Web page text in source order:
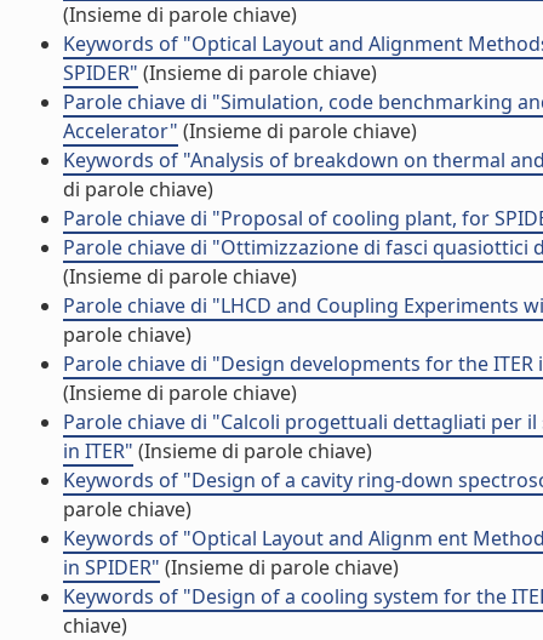
(Insieme di parole chiave)
Keywords of "Optical Layout and Alignment
SPIDER" (Insieme di parole chiave)
Parole chiave di "Simulation, code benchmarking
Accelerator" (Insieme di parole chiave)
Keywords of "Analysis of breakdown on thermal
di parole chiave)
Parole chiave di "Proposal of cooling plant, for
Parole chiave di "Ottimizzazione di fasci quasiottici
(Insieme di parole chiave)
Parole chiave di "LHCD and Coupling Experiments
parole chiave)
Parole chiave di "Design developments for the
(Insieme di parole chiave)
Parole chiave di "Calcoli progettuali dettagliati per
in ITER" (Insieme di parole chiave)
Keywords of "Design of a cavity ring-down
parole chiave)
Keywords of "Optical Layout and Alignm ent
in SPIDER" (Insieme di parole chiave)
Keywords of "Design of a cooling system for the
chiave)